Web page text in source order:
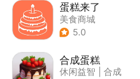
蛋糕来了
美食商城
5.0
合成蛋糕
休闲益智
合成